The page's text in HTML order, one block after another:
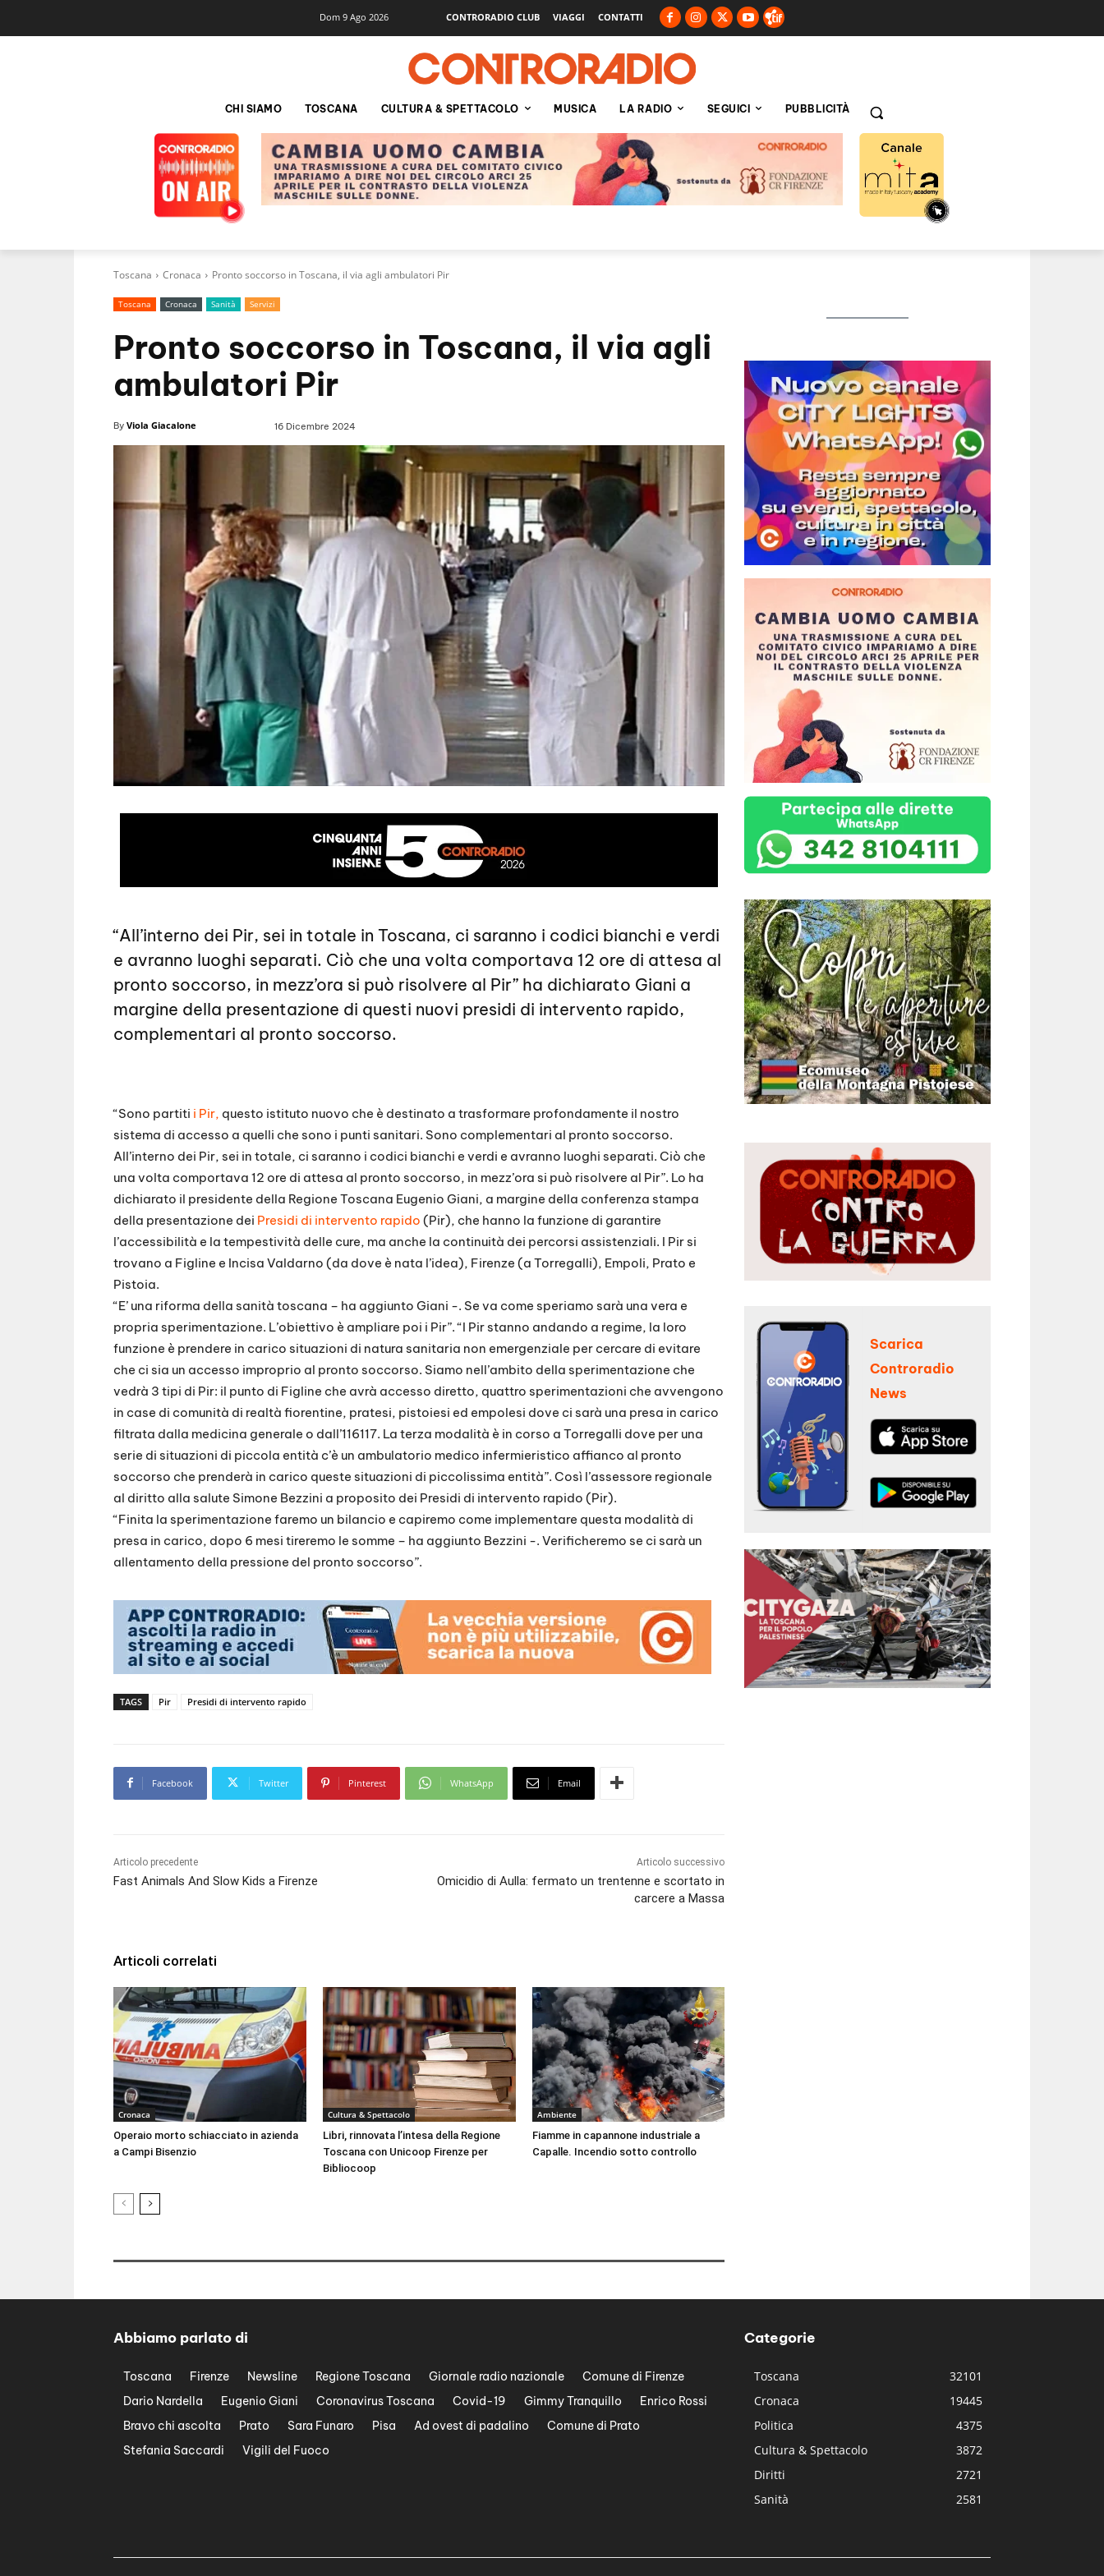
Dom 9 Ago 2026 CONTRORADIO CLUB VIAGGI CONTATTI
CHI SIAMO TOSCANA CULTURA & SPETTACOLO MUSICA LA RADIO SEGUICI PUBBLICITÀ
Toscana Cronaca Pronto soccorso in Toscana, il via agli ambulatori Pir
Toscana Cronaca Sanità Servizi
Pronto soccorso in Toscana, il via agli
ambulatori Pir
By Viola Giacalone 16 Dicembre 2024
“All’interno dei Pir, sei in totale in Toscana, ci saranno i codici bianchi e verdi
e avranno luoghi separati. Ciò che una volta comportava 12 ore di attesa al
pronto soccorso, in mezz’ora si può risolvere al Pir” ha dichiarato Giani a
margine della presentazione di questi nuovi presidi di intervento rapido,
complementari al pronto soccorso.
“Sono partiti i Pir, questo istituto nuovo che è destinato a trasformare profondamente il nostro
sistema di accesso a quelli che sono i punti sanitari. Sono complementari al pronto soccorso.
All’interno dei Pir, sei in totale, ci saranno i codici bianchi e verdi e avranno luoghi separati. Ciò che
una volta comportava 12 ore di attesa al pronto soccorso, in mezz’ora si può risolvere al Pir”. Lo ha
dichiarato il presidente della Regione Toscana Eugenio Giani, a margine della conferenza stampa
della presentazione dei Presidi di intervento rapido (Pir), che hanno la funzione di garantire
l’accessibilità e la tempestività delle cure, ma anche la continuità dei percorsi assistenziali. I Pir si
trovano a Figline e Incisa Valdarno (da dove è nata l’idea), Firenze (a Torregalli), Empoli, Prato e
Pistoia.
“E’ una riforma della sanità toscana – ha aggiunto Giani -. Se va come speriamo sarà una vera e
propria sperimentazione. L’obiettivo è ampliare poi i Pir”. “I Pir stanno andando a regime, la loro
funzione è prendere in carico situazioni di natura sanitaria non emergenziale per cercare di evitare
che ci sia un accesso improprio al pronto soccorso. Siamo nell’ambito della sperimentazione che
vedrà 3 tipi di Pir: il punto di Figline che avrà accesso diretto, quattro sperimentazioni che avvengono
in case di comunità di realtà fiorentine, pratesi, pistoiesi ed empolesi dove ci sarà una presa in carico
filtrata dalla medicina generale o dall’116117. La terza modalità è in corso a Torregalli dove per una
serie di situazioni di piccola entità c’è un ambulatorio medico infermieristico affianco al pronto
soccorso che prenderà in carico queste situazioni di piccolissima entità”. Così l’assessore regionale
al diritto alla salute Simone Bezzini a proposito dei Presidi di intervento rapido (Pir).
“Finita la sperimentazione faremo un bilancio e capiremo come implementare questa modalità di
presa in carico, dopo 6 mesi tireremo le somme – ha aggiunto Bezzini -. Verificheremo se ci sarà un
allentamento della pressione del pronto soccorso”.
TAGS Pir Presidi di intervento rapido
Facebook Twitter Pinterest WhatsApp Email
Articolo precedente
Fast Animals And Slow Kids a Firenze
Articolo successivo
Omicidio di Aulla: fermato un trentenne e scortato in
carcere a Massa
Articoli correlati
Cronaca
Operaio morto schiacciato in azienda
a Campi Bisenzio
Cultura & Spettacolo
Libri, rinnovata l’intesa della Regione
Toscana con Unicoop Firenze per
Bibliocoop
Ambiente
Fiamme in capannone industriale a
Capalle. Incendio sotto controllo
Scarica
Controradio
News
Abbiamo parlato di
Toscana Firenze Newsline Regione Toscana Giornale radio nazionale
Comune di Firenze
Dario Nardella
Eugenio Giani Coronavirus Toscana Covid-19 Gimmy Tranquillo
Enrico Rossi
Bravo chi ascolta
Prato Sara Funaro Pisa Ad ovest di padalino
Comune di Prato
Stefania Saccardi
Vigili del Fuoco
Categorie
Toscana
32101
Cronaca
19445
Politica
4375
Cultura & Spettacolo
3872
Diritti
2721
Sanità
2581